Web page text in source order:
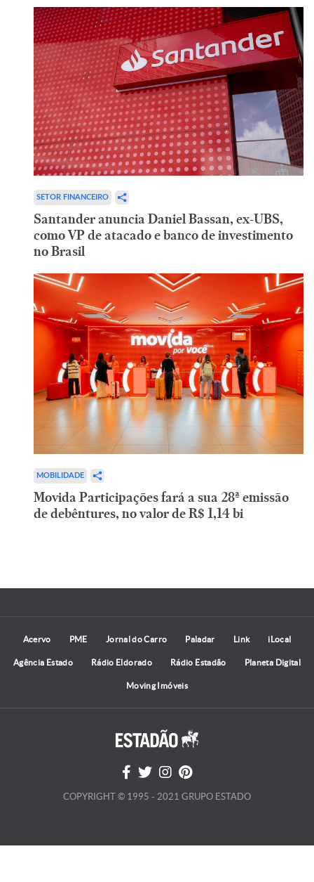
SETOR FINANCEIRO
Santander anuncia Daniel Bassan, ex-UBS,
como VP de atacado e banco de investimento
no Brasil
MOBILIDADE
Movida Participações fará a sua 28ª emissão
de debêntures, no valor de R$ 1,14 bi
Acervo PME Jornal do Carro Paladar Link iLocal
Agência Estado Rádio Eldorado Rádio Estadão Planeta Digital
Moving Imóveis
COPYRIGHT © 1995 - 2021 GRUPO ESTADO